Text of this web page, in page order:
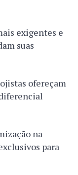
exigentes e
suas
ofereçam
na
para